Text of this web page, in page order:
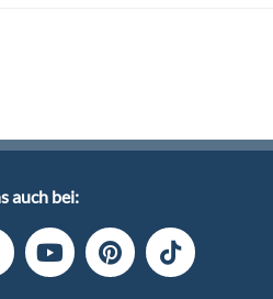
auch bei: